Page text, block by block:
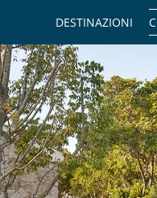
DESTINAZIONI